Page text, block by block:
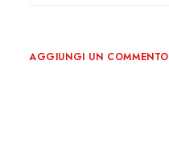
AGGIUNGI UN COMMENTO